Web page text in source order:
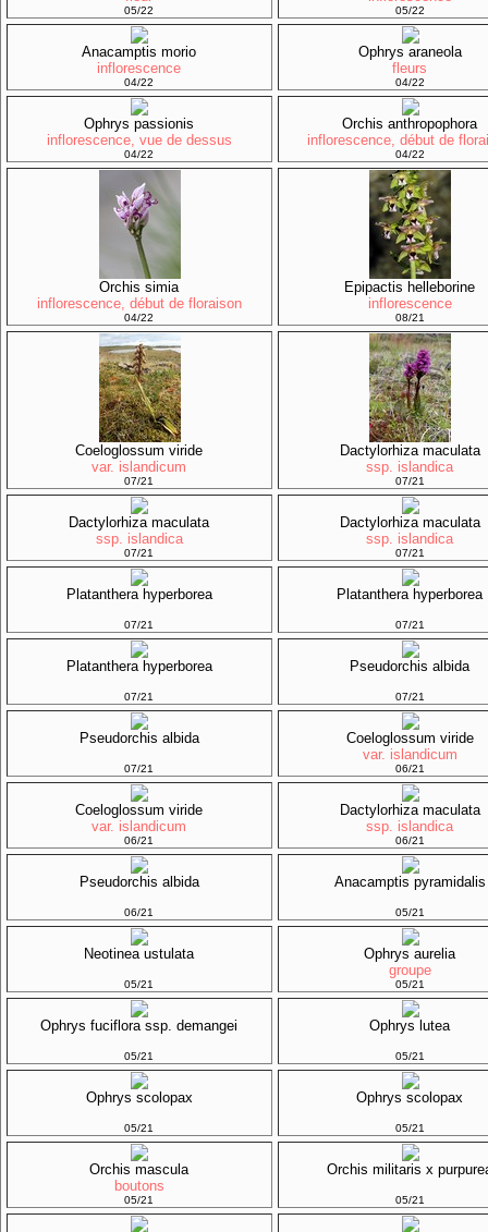
05/22 05/22
Anacamptis morio
inflorescence
04/22
Ophrys araneola
fleurs
04/22
Ophrys passionis
inflorescence, vue de dessus
04/22
Orchis anthropophora
inflorescence, début de
04/22
Orchis simia
inflorescence, début de floraison
04/22
Epipactis helleborine
inflorescence
08/21
Coeloglossum viride
var. islandicum
07/21
Dactylorhiza maculata
ssp. islandica
07/21
Dactylorhiza maculata
ssp. islandica
07/21
Dactylorhiza maculata
ssp. islandica
07/21
Platanthera hyperborea
07/21
Platanthera hyperborea
07/21
Platanthera hyperborea
07/21
Pseudorchis albida
07/21
Pseudorchis albida
07/21
Coeloglossum viride
var. islandicum
06/21
Coeloglossum viride
var. islandicum
06/21
Dactylorhiza maculata
ssp. islandica
06/21
Pseudorchis albida
06/21
Anacamptis pyramidalis
05/21
Neotinea ustulata
05/21
Ophrys aurelia
groupe
05/21
Ophrys fuciflora ssp. demangei
05/21
Ophrys lutea
05/21
Ophrys scolopax
05/21
Ophrys scolopax
05/21
Orchis mascula
boutons
05/21
Orchis militaris x
05/21